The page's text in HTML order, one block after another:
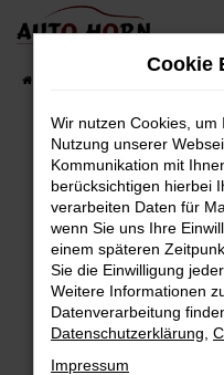
Zum
springen
Fehler:
Beim Laden ist ein
Hier sind ein paar
Überprüfe deine
Laden andere
Suchmaschine?
Cookie
Wir nutzen Cookies,
Nutzung unserer
Kommunikation mit
berücksichtigen hierbei
verarbeiten Daten für
wenn Sie uns Ihre
einem späteren
Sie die Einwilligung
Weitere Informationen
Datenverarbeitung
Datenschutzerklärung
Impressum